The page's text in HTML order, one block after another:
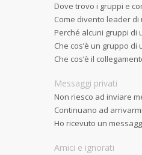
Dove trovo i gruppi e
Come divento leader di
Perché alcuni gruppi
Che cos’è un gruppo
Che cos’è il
Messaggi privati
Non riesco ad inviare
Continuano ad
Ho ricevuto un
Amici e ignorati